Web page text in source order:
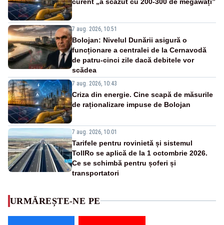
7 aug. 2026, 10:51
Bolojan: Nivelul Dunării asigură o
funcționare a centralei de la Cernavodă
de patru-cinci zile dacă debitele vor
scădea
7 aug. 2026, 10:43
Criza din energie. Cine scapă de măsurile
de raționalizare impuse de Bolojan
7 aug. 2026, 10:01
Tarifele pentru rovinietă și sistemul
TollRo se aplică de la 1 octombrie 2026.
Ce se schimbă pentru șoferi și
transportatori
URMĂREȘTE-NE PE